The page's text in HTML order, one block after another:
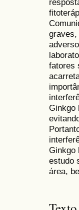
graves,
fatores
Ginkgo
Ginkgo
estudo
área,